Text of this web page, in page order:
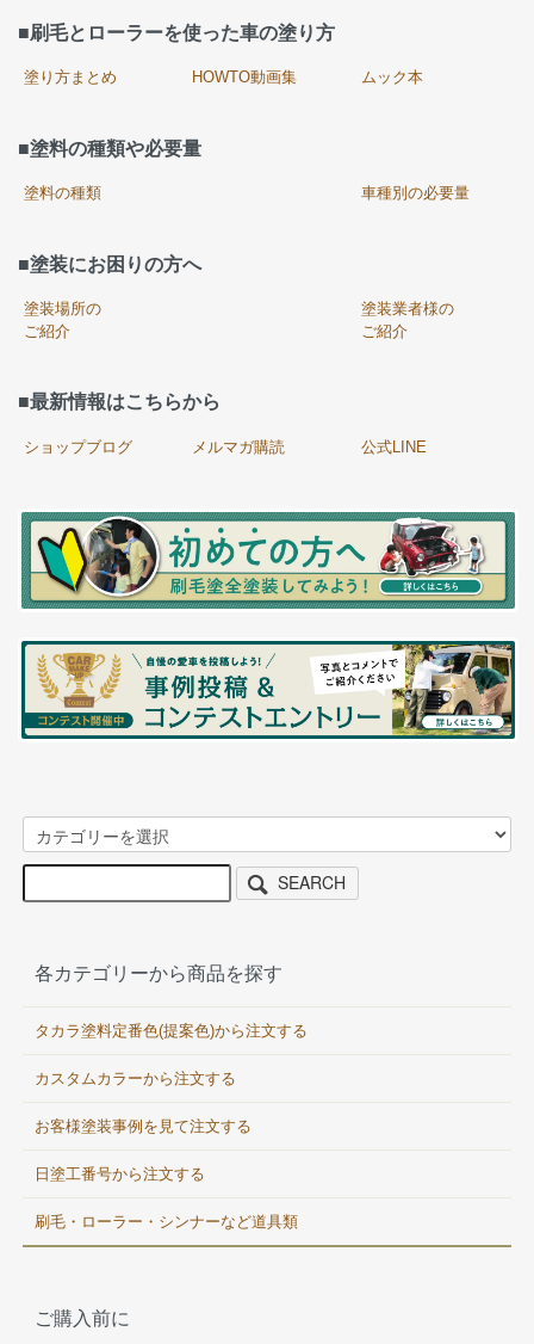
■刷毛とローラーを使った車の塗り方
塗り方まとめ HOWTO動画集 ムック本
■塗料の種類や必要量
塗料の種類 車種別の必要量
■塗装にお困りの方へ
塗装場所の
ご紹介
塗装業者様の
ご紹介
■最新情報はこちらから
ショップブログ メルマガ購読 公式LINE
SEARCH
各カテゴリーから商品を探す
タカラ塗料定番色(提案色)から注文する
カスタムカラーから注文する
お客様塗装事例を見て注文する
日塗工番号から注文する
刷毛・ローラー・シンナーなど道具類
ご購入前に